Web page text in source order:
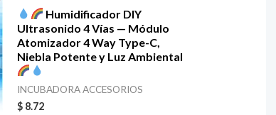
Humidificador DIY
Ultrasonido 4 Vías — Módulo
Atomizador 4 Way Type-C,
Niebla Potente y Luz Ambiental
INCUBADORA ACCESORIOS
$ 8.72